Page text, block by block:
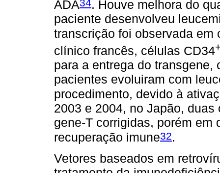
ADA34. Houve melhora do
paciente desenvolveu
transcrição foi observada em
clínico francês, células CD34
para a entrega do
pacientes evoluiram com
procedimento, devido à
2003 e 2004, no Japão,
gene-T corrigidas, porém em
recuperação imune32.
Vetores baseados em